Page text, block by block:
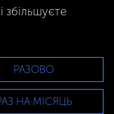
збільшуєте
РАЗОВО
НА МІСЯЦЬ